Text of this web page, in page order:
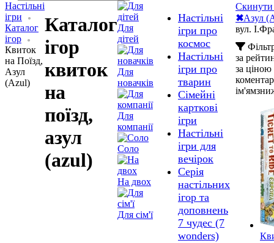
Настільні
ігри
Каталог
ігор
Квиток
на Поїзд,
Азул
(Azul)
Каталог
ігор
квиток
на
поїзд,
азул
(azul)
Для
дітей
Для
новачків
Для
компанії
Соло
На двох
Для сім'ї
Настільні
ігри про
космос
Настільні
ігри про
тварин
Сімейні
карткові
ігри
Настільні
ігри для
вечірок
Серія
настільних
ігор та
доповнень
7 чудес (7
wonders)
Скинути
✖Азул
вул.
за
за ціною
ім'ям